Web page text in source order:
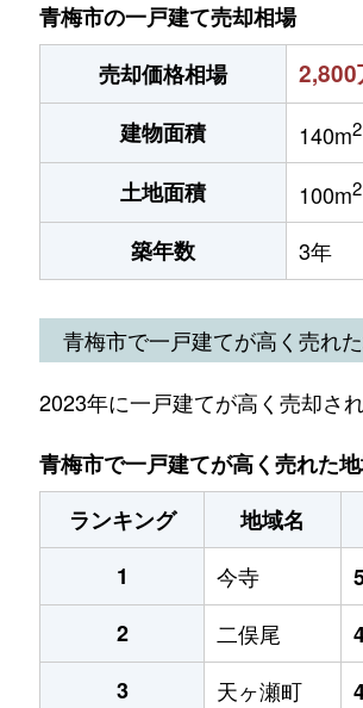
青梅市の一戸建て売却相場
売却価格相場
2,800
建物面積 140m2
土地面積 100m2
築年数 3年
青梅市で一戸建てが高く売れ
2023年に一戸建てが高く売却さ
青梅市で一戸建てが高く売れた地
ランキング
地域名
1
今寺
2
二俣尾
3
天ヶ瀬町